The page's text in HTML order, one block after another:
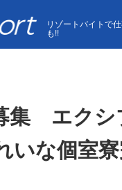
リゾートバイトで
も!!
集 エクシ
いな個室